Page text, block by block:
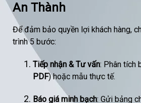
An Thành
Để đảm bảo quyền lợi khách hàng,
trình 5 bước:
Tiếp nhận & Tư vấn: Phân tích
PDF) hoặc mẫu thực tế.
Báo giá minh bạch: Gửi bảng